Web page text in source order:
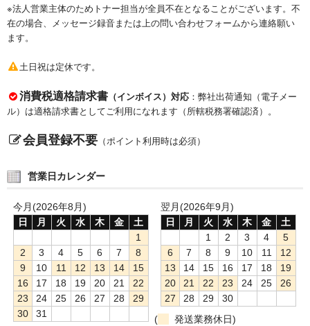
保証受付中
トナー・ドラム交換・修理
プリンタ補償
貴社都合返品
動画で分かる
トナー再生の流れ
もっと安い販売店があります。何が違うのですか？
リサイクルトナーで経費削減
リサイクルトナーの評価
※法人営業主体のためトナー担当が全員不在となることがございます。不
在の場合、メッセージ録音または上の問い合わせフォームから連絡願い
ます。
土日祝は定休です。
消費税適格請求書 （インボイス）対応 ：弊社出荷通知（電子メー
ル）は適格請求書としてご利用になれます（所轄税務署確認済）。
会員登録不要 （ポイント利用時は必須）
営業日カレンダー
今月(2026年8月)
日
月 火 水 木 金
土
1
2
3 4 5 6 7
8
9
10 11 12 13 14
15
16
17 18 19 20 21
22
23
24 25 26 27 28
29
30
31
翌月(2026年9月)
日
月 火 水 木 金
土
1
2 3 4
5
6
7 8 9 10 11
12
13
14 15 16 17 18
19
20
21 22 23 24 25
26
27
28 29
30
(
発送業務休日)